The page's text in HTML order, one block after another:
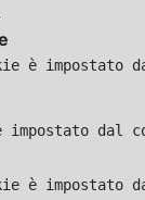
è
dal
è impostato